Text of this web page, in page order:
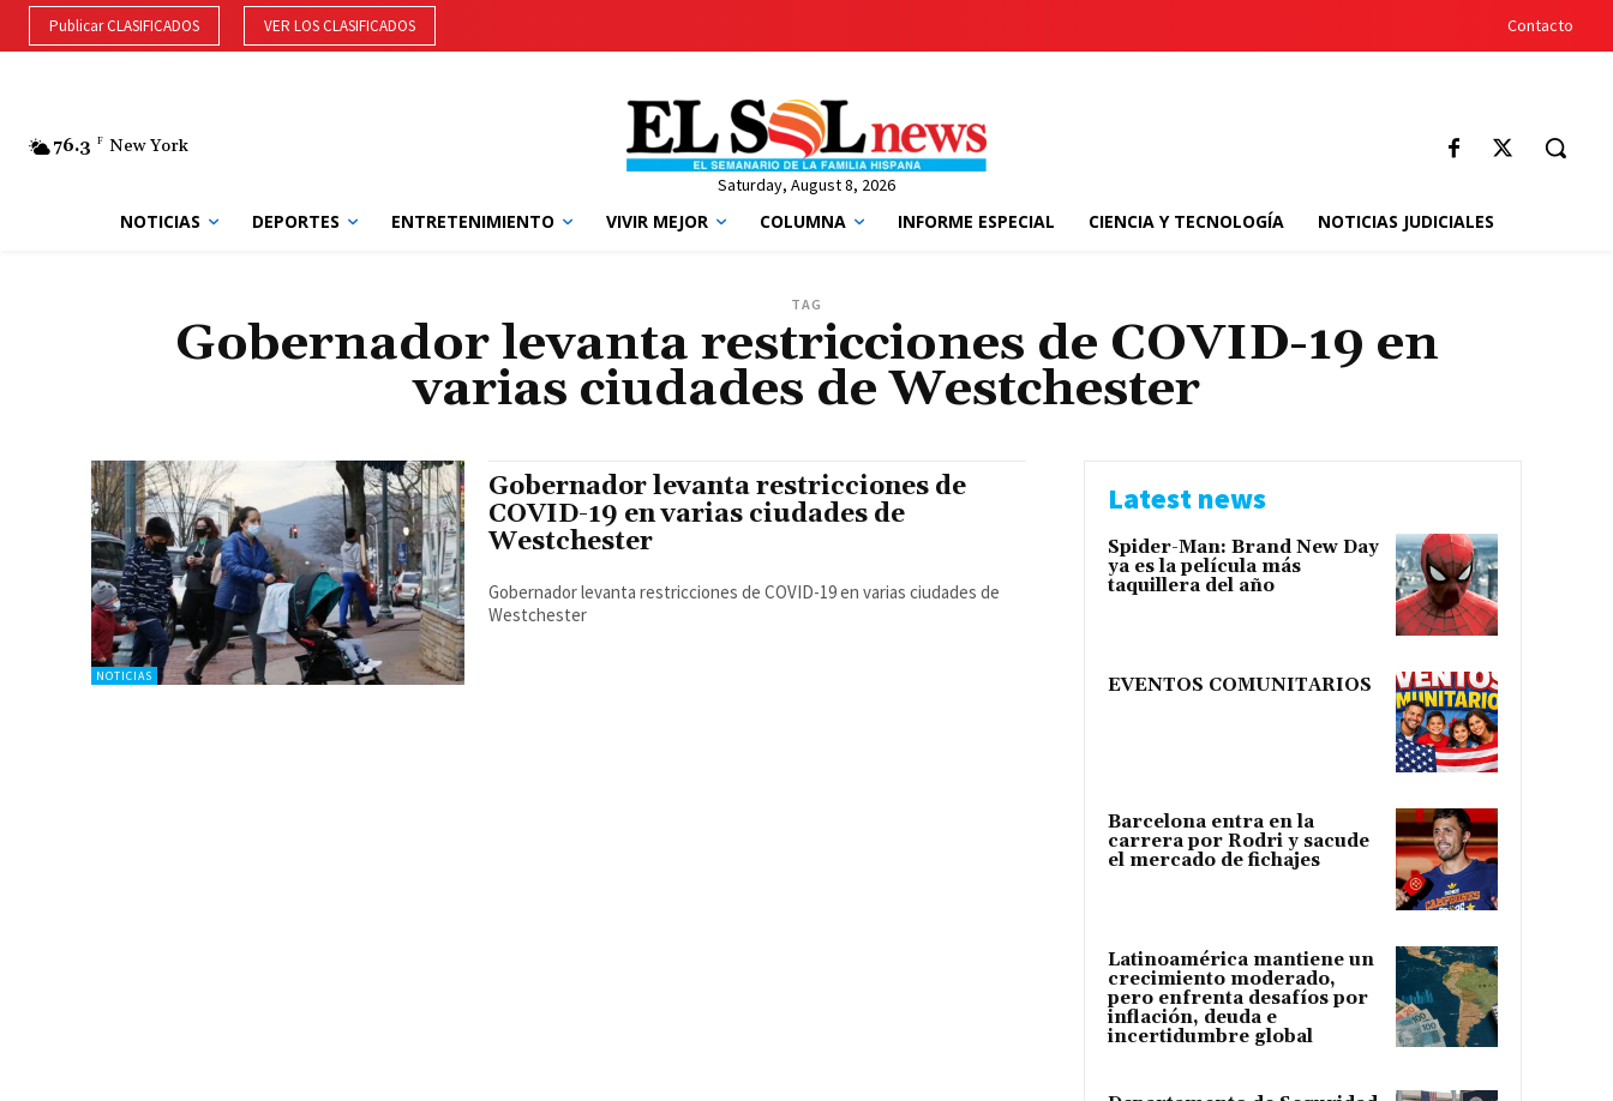
Publicar CLASIFICADOS VER LOS CLASIFICADOS Contacto
76.3 F New York
Saturday, August 8, 2026
NOTICIAS DEPORTES ENTRETENIMIENTO VIVIR MEJOR COLUMNA INFORME ESPECIAL CIENCIA Y TECNOLOGÍA NOTICIAS JUDICIALES
TAG
Gobernador levanta restricciones de COVID-19 en
varias ciudades de Westchester
NOTICIAS
Gobernador levanta restricciones de
COVID-19 en varias ciudades de
Westchester
Gobernador levanta restricciones de COVID-19 en varias ciudades de
Westchester
Latest news
Spider-Man: Brand New Day
ya es la película más
taquillera del año
EVENTOS COMUNITARIOS
Barcelona entra en la
carrera por Rodri y sacude
el mercado de fichajes
Latinoamérica mantiene un
crecimiento moderado,
pero enfrenta desafíos por
inflación, deuda e
incertidumbre global